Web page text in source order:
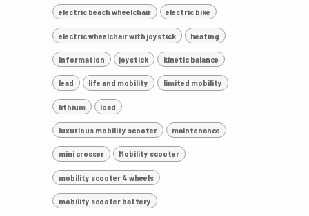
electric beach wheelchair electric bike
electric wheelchair with joystick heating
Information joystick kinetic balance
lead life and mobility limited mobility
lithium load
luxurious mobility scooter maintenance
mini crosser Mobility scooter
mobility scooter 4 wheels
mobility scooter battery